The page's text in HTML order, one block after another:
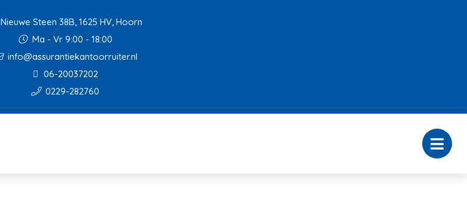
Nieuwe Steen 38B, 1625 HV, Hoorn
Ma - Vr 9:00 - 18:00
info@assurantiekantoorruiter.nl
06-20037202
0229-282760